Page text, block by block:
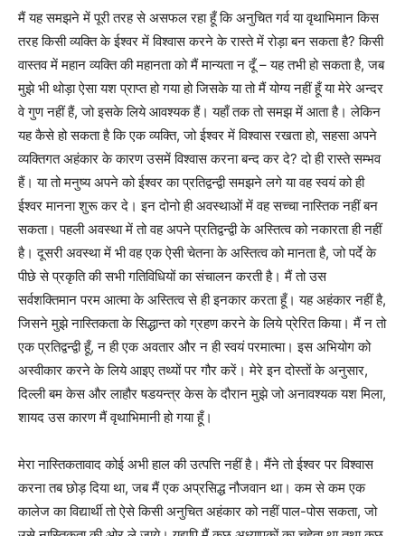
मैं यह समझने में पूरी तरह से असफल रहा हूँ कि अनुचित गर्व या वृथाभिमान किस
तरह किसी व्यक्ति के ईश्वर में विश्वास करने के रास्ते में रोड़ा बन सकता है? किसी
वास्तव में महान व्यक्ति की महानता को मैं मान्यता न दूँ – यह तभी हो सकता है, जब
मुझे भी थोड़ा ऐसा यश प्राप्त हो गया हो जिसके या तो मैं योग्य नहीं हूँ या मेरे अन्दर
वे गुण नहीं हैं, जो इसके लिये आवश्यक हैं। यहाँ तक तो समझ में आता है। लेकिन
यह कैसे हो सकता है कि एक व्यक्ति, जो ईश्वर में विश्वास रखता हो, सहसा अपने
व्यक्तिगत अहंकार के कारण उसमें विश्वास करना बन्द कर दे? दो ही रास्ते सम्भव
हैं। या तो मनुष्य अपने को ईश्वर का प्रतिद्वन्द्वी समझने लगे या वह स्वयं को ही
ईश्वर मानना शुरू कर दे। इन दोनो ही अवस्थाओं में वह सच्चा नास्तिक नहीं बन
सकता। पहली अवस्था में तो वह अपने प्रतिद्वन्द्वी के अस्तित्व को नकारता ही नहीं
है। दूसरी अवस्था में भी वह एक ऐसी चेतना के अस्तित्व को मानता है, जो पर्दे के
पीछे से प्रकृति की सभी गतिविधियों का संचालन करती है। मैं तो उस
सर्वशक्तिमान परम आत्मा के अस्तित्व से ही इनकार करता हूँ। यह अहंकार नहीं है,
जिसने मुझे नास्तिकता के सिद्धान्त को ग्रहण करने के लिये प्रेरित किया। मैं न तो
एक प्रतिद्वन्द्वी हूँ, न ही एक अवतार और न ही स्वयं परमात्मा। इस अभियोग को
अस्वीकार करने के लिये आइए तथ्यों पर गौर करें। मेरे इन दोस्तों के अनुसार,
दिल्ली बम केस और लाहौर षडयन्त्र केस के दौरान मुझे जो अनावश्यक यश मिला,
शायद उस कारण मैं वृथाभिमानी हो गया हूँ।
मेरा नास्तिकतावाद कोई अभी हाल की उत्पत्ति नहीं है। मैंने तो ईश्वर पर विश्वास
करना तब छोड़ दिया था, जब मैं एक अप्रसिद्ध नौजवान था। कम से कम एक
कालेज का विद्यार्थी तो ऐसे किसी अनुचित अहंकार को नहीं पाल-पोस सकता, जो